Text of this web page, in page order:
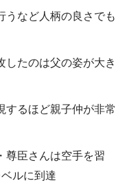
うなど人柄の良さでも
したのは父の姿が大き
するほど親子仲が非常
尊臣さんは空手を習
ルに到達